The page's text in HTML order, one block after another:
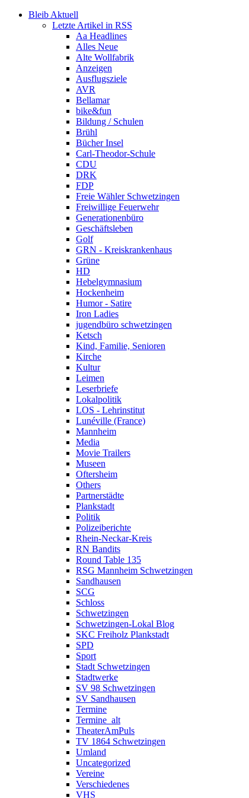
Bleib Aktuell
Letzte Artikel in RSS
Aa Headlines
Alles Neue
Alte Wollfabrik
Anzeigen
Ausflugsziele
AVR
Bellamar
bike&fun
Bildung / Schulen
Brühl
Bücher Insel
Carl-Theodor-Schule
CDU
DRK
FDP
Freie Wähler Schwetzingen
Freiwillige Feuerwehr
Generationenbüro
Geschäftsleben
Golf
GRN - Kreiskrankenhaus
Grüne
HD
Hebelgymnasium
Hockenheim
Humor - Satire
Iron Ladies
jugendbüro schwetzingen
Ketsch
Kind, Familie, Senioren
Kirche
Kultur
Leimen
Leserbriefe
Lokalpolitik
LOS - Lehrinstitut
Lunéville (France)
Mannheim
Media
Movie Trailers
Museen
Oftersheim
Others
Partnerstädte
Plankstadt
Politik
Polizeiberichte
Rhein-Neckar-Kreis
RN Bandits
Round Table 135
RSG Mannheim Schwetzingen
Sandhausen
SCG
Schloss
Schwetzingen
Schwetzingen-Lokal Blog
SKC Freiholz Plankstadt
SPD
Sport
Stadt Schwetzingen
Stadtwerke
SV 98 Schwetzingen
SV Sandhausen
Termine
Termine_alt
TheaterAmPuls
TV 1864 Schwetzingen
Umland
Uncategorized
Vereine
Verschiedenes
VHS